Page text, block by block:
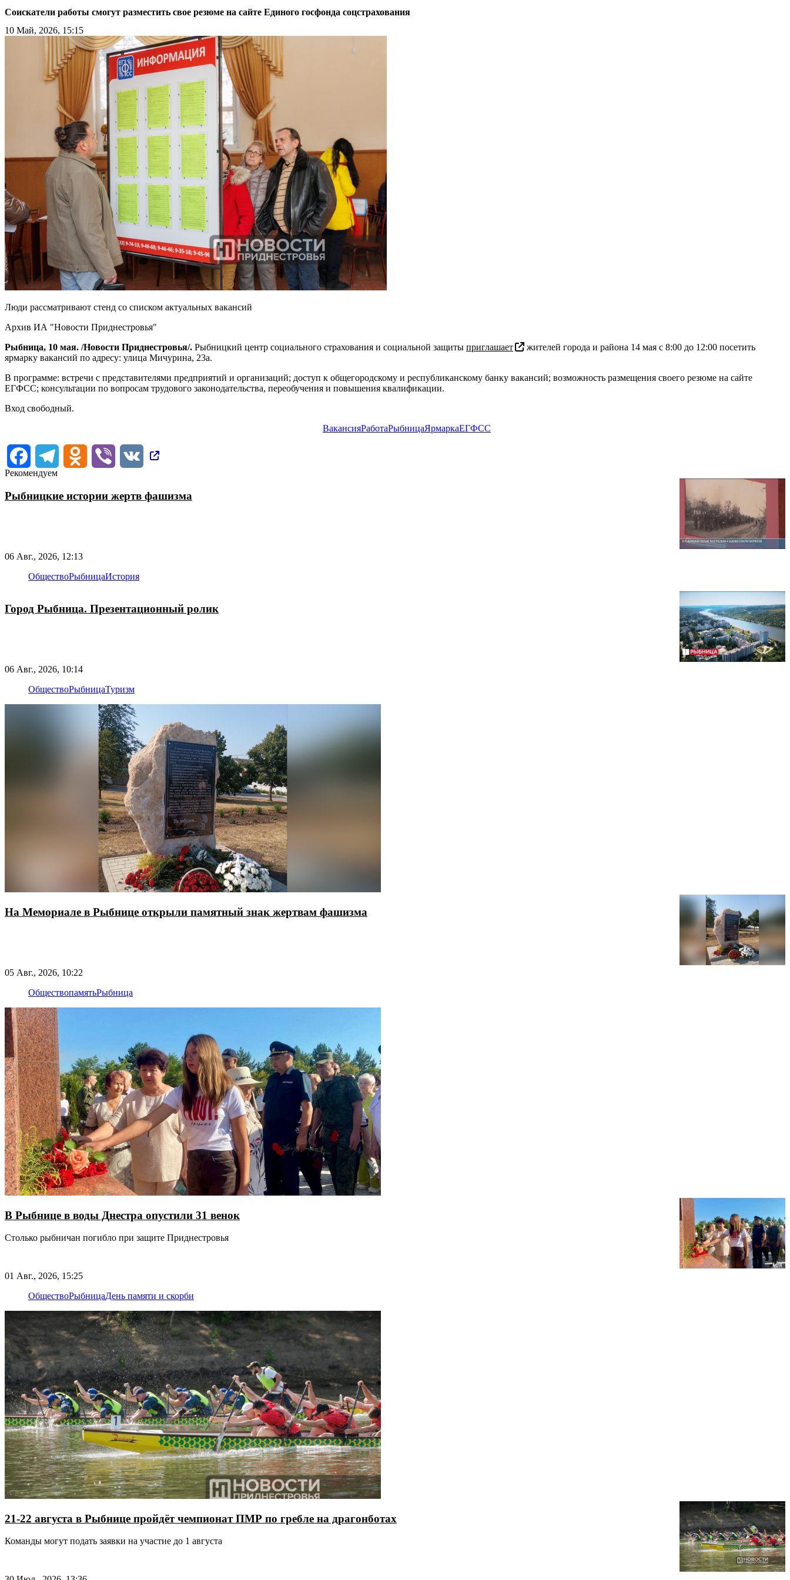
Соискатели работы смогут разместить свое резюме на сайте Единого госфонда соцстрахования
10 Май, 2026, 15:15
Люди рассматривают стенд со списком актуальных вакансий
Архив ИА "Новости Приднестровья"
Рыбница, 10 мая. /Новости Приднестровья/. Рыбницкий центр социального страхования и социальной защиты приглашает
жителей города и района 14 мая с 8:00 до 12:00 посетить
ярмарку вакансий по адресу: улица Мичурина, 23а.
В программе: встречи с представителями предприятий и организаций; доступ к общегородскому и республиканскому банку вакансий; возможность размещения своего резюме на сайте
ЕГФСС; консультации по вопросам трудового законодательства, переобучения и повышения квалификации.
Вход свободный.
ВакансияРаботаРыбницаЯрмаркаЕГФСС
FacebookTelegram Odnoklassniki
Viber
VK
Рекомендуем
Рыбницкие истории жертв фашизма
06 Авг., 2026, 12:13
ОбществоРыбницаИстория
Город Рыбница. Презентационный ролик
06 Авг., 2026, 10:14
ОбществоРыбницаТуризм
На Мемориале в Рыбнице открыли памятный знак жертвам фашизма
05 Авг., 2026, 10:22
ОбществопамятьРыбница
В Рыбнице в воды Днестра опустили 31 венок
Столько рыбничан погибло при защите Приднестровья
01 Авг., 2026, 15:25
ОбществоРыбницаДень памяти и скорби
21-22 августа в Рыбнице пройдёт чемпионат ПМР по гребле на драгонботах
Команды могут подать заявки на участие до 1 августа